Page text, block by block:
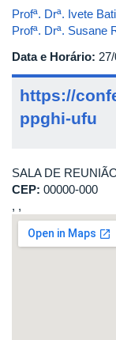
Profª. Drª. Ivete
Profª. Drª. Susane
Data e Horário:
https://
ppghi-ufu
SALA DE
CEP: 00000-000
, ,